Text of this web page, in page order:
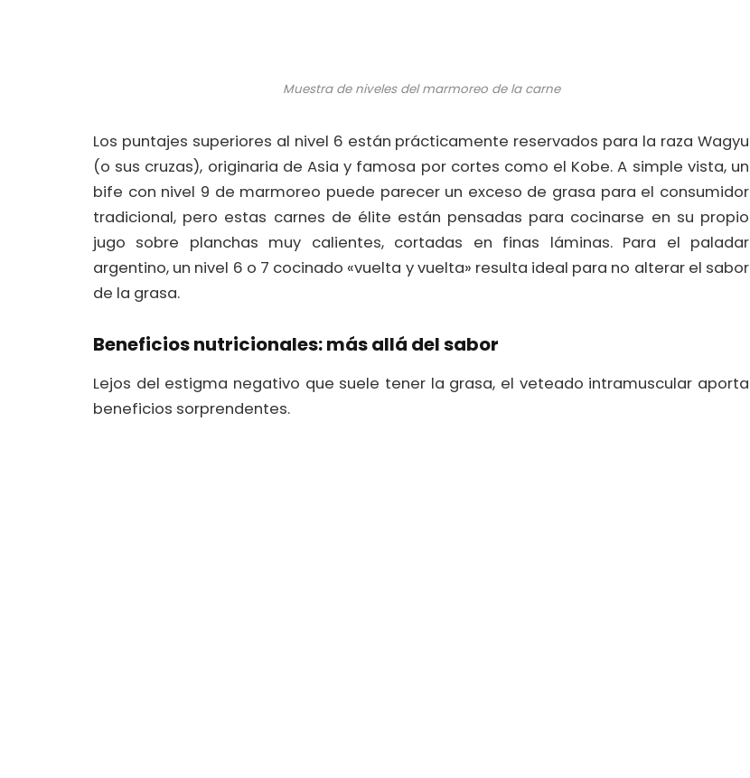
Muestra de niveles del marmoreo de la carne
Los puntajes superiores al nivel 6 están prácticamente reservados para la raza Wagyu
(o sus cruzas), originaria de Asia y famosa por cortes como el Kobe. A simple vista, un
bife con nivel 9 de marmoreo puede parecer un exceso de grasa para el consumidor
tradicional, pero estas carnes de élite están pensadas para cocinarse en su propio
jugo sobre planchas muy calientes, cortadas en finas láminas. Para el paladar
argentino, un nivel 6 o 7 cocinado «vuelta y vuelta» resulta ideal para no alterar el sabor
de la grasa.
Beneficios nutricionales: más allá del sabor
Lejos del estigma negativo que suele tener la grasa, el veteado intramuscular aporta
beneficios sorprendentes.